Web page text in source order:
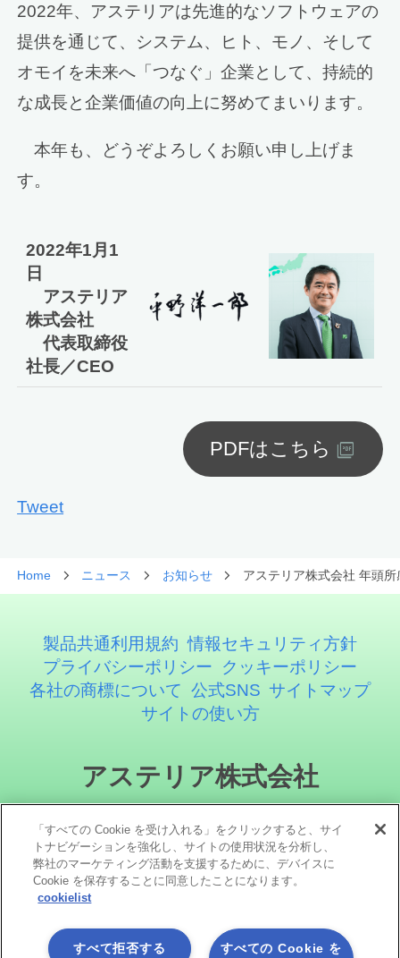
2022年、アステリアは先進的なソフトウェアの
提供を通じて、システム、ヒト、モノ、そして
オモイを未来へ「つなぐ」企業として、持続的
な成長と企業価値の向上に努めてまいります。
本年も、どうぞよろしくお願い申し上げま
す。
2022年1月1
日
アステリア
株式会社
代表取締役
社長／CEO
PDFはこちら
Tweet
Home ニュース お知らせ アステリア株式会社 年頭所
製品共通利用規約 情報セキュリティ方針
プライバシーポリシー
クッキーポリシー
各社の商標について 公式SNS サイトマップ
サイトの使い方
アステリア株式会社
ソーシャルメディア
「すべての Cookie を受け入れる」をクリックすると、サイ
トナビゲーションを強化し、サイトの使用状況を分析し、
弊社のマーケティング活動を支援するために、デバイスに
Cookie を保存することに同意したことになります。
cookielist
すべての Cookie を
すべて拒否する